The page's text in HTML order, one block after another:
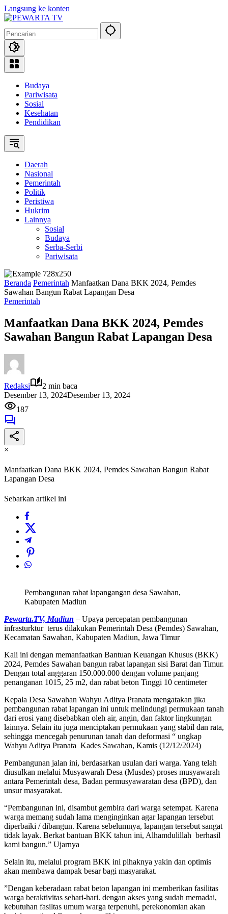
Langsung ke konten
Budaya
Pariwisata
Sosial
Kesehatan
Pendidikan
Daerah
Nasional
Pemerintah
Politik
Peristiwa
Hukrim
Lainnya
Sosial
Budaya
Serba-Serbi
Pariwisata
Beranda Pemerintah Manfaatkan Dana BKK 2024, Pemdes
Sawahan Bangun Rabat Lapangan Desa
Pemerintah
Manfaatkan Dana BKK 2024, Pemdes
Sawahan Bangun Rabat Lapangan Desa
Redaksi
2 min baca
Desember 13, 2024Desember 13, 2024
187
×
Manfaatkan Dana BKK 2024, Pemdes Sawahan Bangun Rabat
Lapangan Desa
Sebarkan artikel ini
Pembangunan rabat lapangangan desa Sawahan,
Kabupaten Madiun
Pewarta.TV, Madiun – Upaya percepatan pembangunan
infrasturktur terus dilakukan Pemerintah Desa (Pemdes) Sawahan,
Kecamatan Sawahan, Kabupaten Madiun, Jawa Timur
Kali ini dengan memanfaatkan Bantuan Keuangan Khusus (BKK)
2024, Pemdes Sawahan bangun rabat lapangan sisi Barat dan Timur.
Dengan total anggaran 150.000.000 dengan volume panjang
penanganan 1015, 25 m2, dan rabat beton Tinggi 10 centimeter
Kepala Desa Sawahan Wahyu Aditya Pranata mengatakan jika
pembangunan rabat lapangan ini untuk melindungi permukaan tanah
dari erosi yang disebabkan oleh air, angin, dan faktor lingkungan
lainnya. Selain itu juga menciptakan permukaan yang stabil dan rata,
sehingga mencegah penurunan tanah dan deformasi “ ungkap
Wahyu Aditya Pranata Kades Sawahan, Kamis (12/12/2024)
Pembangunan jalan ini, berdasarkan usulan dari warga. Yang telah
diusulkan melalui Musyawarah Desa (Musdes) proses musyawarah
antara Pemerintah desa, Badan permusyawaratan desa (BPD), dan
unsur masyarakat.
“Pembangunan ini, disambut gembira dari warga setempat. Karena
warga memang sudah lama menginginkan agar lapangan tersebut
diperbaiki / dibangun. Karena sebelumnya, lapangan tersebut sangat
tidak layak. Berkat bantuan BKK tahun ini, Alhamdulillah berhasil
kami bangun.” Ujarnya
Selain itu, melalui program BKK ini pihaknya yakin dan optimis
akan membawa dampak besar bagi masyarakat.
”Dengan keberadaan rabat beton lapangan ini memberikan fasilitas
warga beraktivitas sehari-hari. dengan akses yang sudah memadai,
kebutuhan fasiltas umum warga terpenuhi, perekonomian akan